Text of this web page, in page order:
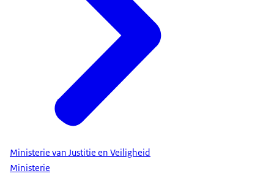
Ministerie van Justitie en Veiligheid
Ministerie